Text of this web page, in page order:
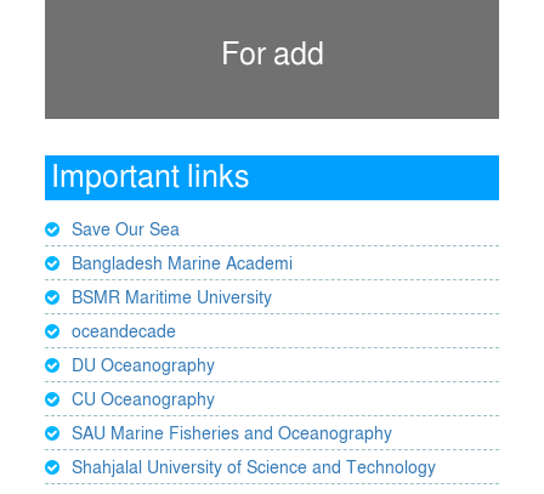
For add
Important links
Save Our Sea
Bangladesh Marine Academi
BSMR Maritime University
oceandecade
DU Oceanography
CU Oceanography
SAU Marine Fisheries and Oceanography
Shahjalal University of Science and Technology